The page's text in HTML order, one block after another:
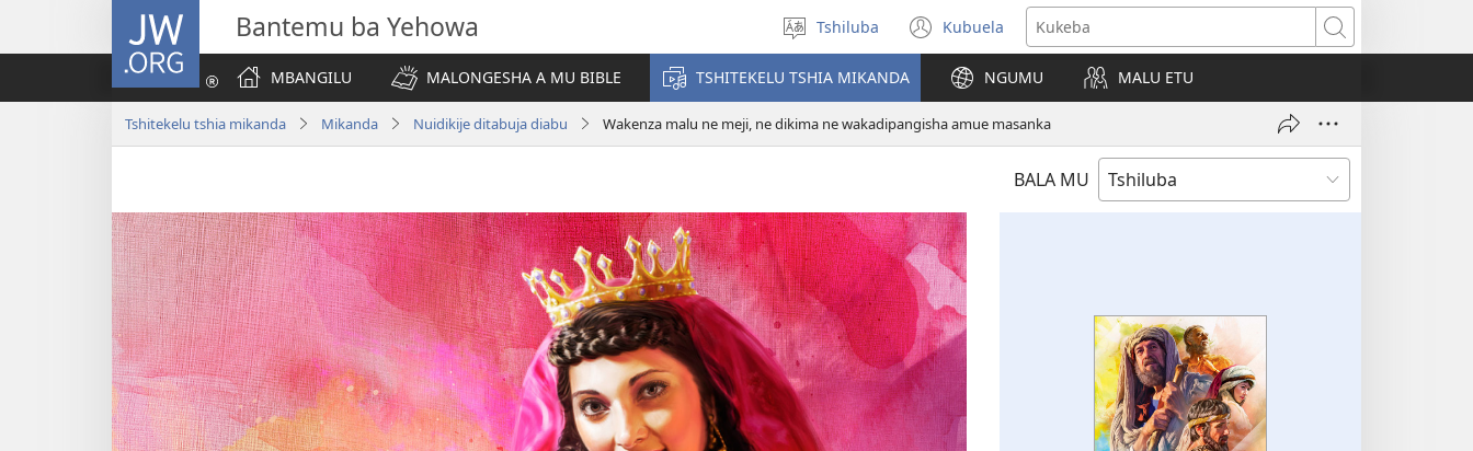
JW.ORG Bantemu ba Yehowa
Sungula
muakulu
Tshiluba Kubuela
(bikangula
dibeji
dikuabu)
Kukeba
MBANGILU
MALONGESHA A MU BIBLE TSHITEKELU TSHIA MIKANDA NGUMU MALU ETU
Tshitekelu tshia mikanda Mikanda Nuidikije ditabuja diabu Wakenza malu ne meji, ne dikima ne wakadipangisha amue masanka
BALA MU